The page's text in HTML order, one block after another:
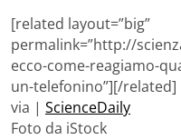
[related layout=”big”
permalink=”http://
ecco-come-reagiamo-
un-telefonino”][/related]
via | ScienceDaily
Foto da iStock